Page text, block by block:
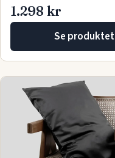
1.298 kr
Se produktet